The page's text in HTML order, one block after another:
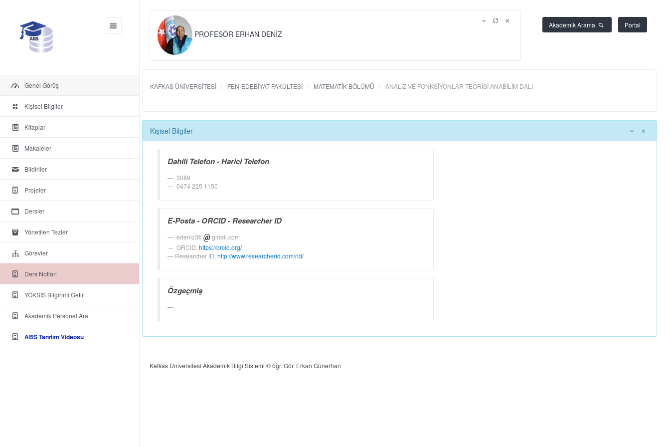
Genel Görüş
Kişisel Bilgiler
Kitaplar
Makaleler
Bildiriler
Projeler
Dersler
Yönetilen Tezler
Görevler
Ders Notları
YÖKSİS Bilgirimi Getir
Akademik Personel Ara
ABS Tanıtım Videosu
PROFESÖR ERHAN DENİZ
Akademik Arama Portal
KAFKAS ÜNİVERSİTESİ FEN-EDEBİYAT FAKÜLTESİ MATEMATİK BÖLÜMÜ ANALİZ VE FONKSİYONLAR TEORİSİ ANABİLİM DALI
Kişisel Bilgiler
Dahili Telefon - Harici Telefon
3089
0474 225 1150
E-Posta - ORCID - Researcher ID
edeniz36
gmail.com
ORCID:https://orcid.org/
Researcher ID:http://www.researcherid.com/rid/
Özgeçmiş
Kafkas Üniversitesi Akademik Bilgi Sistemi © öğr. Gör. Erkan Günerhan